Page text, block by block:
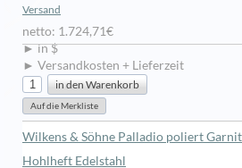
Versand
netto: 1.724,71€
► in $
► Versandkosten + Lieferzeit
Wilkens & Söhne Palladio poliert
Hohlheft Edelstahl